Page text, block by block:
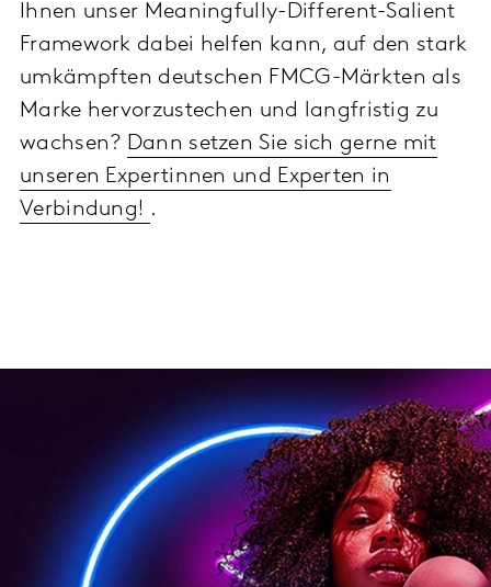
Ihnen unser Meaningfully-Different-Salient
Framework dabei helfen kann, auf den stark
umkämpften deutschen FMCG-Märkten als
Marke hervorzustechen und langfristig zu
wachsen? Dann setzen Sie sich gerne mit
unseren Expertinnen und Experten in
Verbindung! .